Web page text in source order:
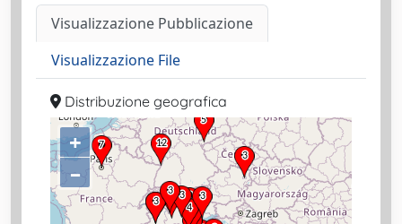
Visualizzazione Pubblicazione
Visualizzazione File
Distribuzione geografica
+
–